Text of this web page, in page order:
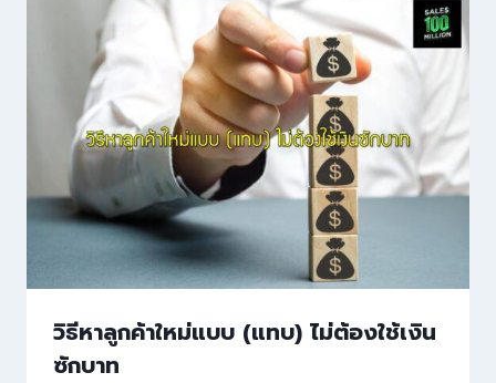
วิธีหาลูกค้าใหม่แบบ (แทบ) ไม่ต้องใช้เงิน
ซักบาท